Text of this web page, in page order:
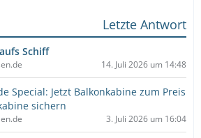
Letzte Antwort
Schiff
14. Juli 2026 um 14:48
Special: Jetzt Balkonkabine zum Preis
sichern
3. Juli 2026 um 16:04